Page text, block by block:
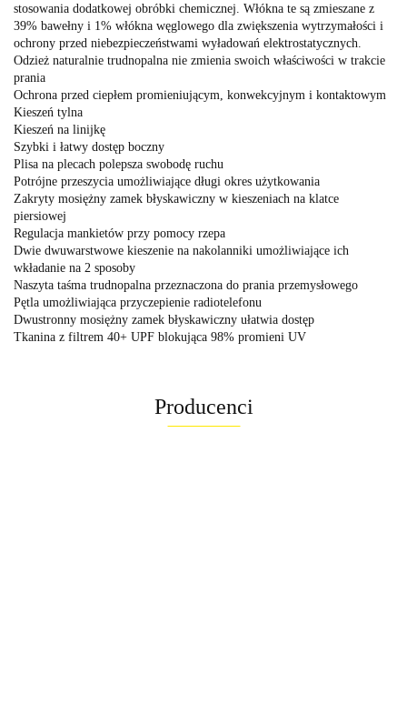
stosowania dodatkowej obróbki chemicznej. Włókna te są zmieszane z
39% bawełny i 1% włókna węglowego dla zwiększenia wytrzymałości i
ochrony przed niebezpieczeństwami wyładowań elektrostatycznych.
Odzież naturalnie trudnopalna nie zmienia swoich właściwości w trakcie
prania
Ochrona przed ciepłem promieniującym, konwekcyjnym i kontaktowym
Kieszeń tylna
Kieszeń na linijkę
Szybki i łatwy dostęp boczny
Plisa na plecach polepsza swobodę ruchu
Potrójne przeszycia umożliwiające długi okres użytkowania
Zakryty mosiężny zamek błyskawiczny w kieszeniach na klatce
piersiowej
Regulacja mankietów przy pomocy rzepa
Dwie dwuwarstwowe kieszenie na nakolanniki umożliwiające ich
wkładanie na 2 sposoby
Naszyta taśma trudnopalna przeznaczona do prania przemysłowego
Pętla umożliwiająca przyczepienie radiotelefonu
Dwustronny mosiężny zamek błyskawiczny ułatwia dostęp
Tkanina z filtrem 40+ UPF blokująca 98% promieni UV
Producenci